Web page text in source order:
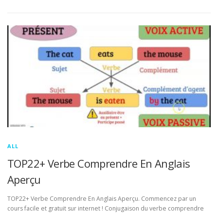
ALL
TOP22+ Verbe Comprendre En Anglais
Aperçu
TOP22+ Verbe Comprendre En Anglais Aperçu. Commencez par un
cours facile et gratuit sur internet ! Conjugaison du verbe comprendre